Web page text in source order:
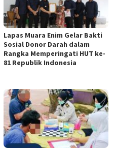
Lapas Muara Enim Gelar Bakti
Sosial Donor Darah dalam
Rangka Memperingati HUT ke-
81 Republik Indonesia